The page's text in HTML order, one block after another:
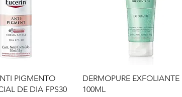
rápida
PIGMENTO
DE DIA FPS30
Vista rápida
DERMOPURE EXFOLIANTE
100ML